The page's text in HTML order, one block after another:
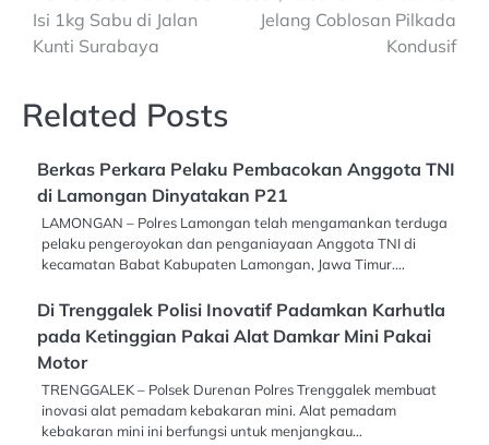
Isi 1kg Sabu di Jalan
Kunti Surabaya
Jelang Coblosan Pilkada
Kondusif
Related Posts
Berkas Perkara Pelaku Pembacokan Anggota TNI
di Lamongan Dinyatakan P21
LAMONGAN – Polres Lamongan telah mengamankan terduga
pelaku pengeroyokan dan penganiayaan Anggota TNI di
kecamatan Babat Kabupaten Lamongan, Jawa Timur.…
Di Trenggalek Polisi Inovatif Padamkan Karhutla
pada Ketinggian Pakai Alat Damkar Mini Pakai
Motor
TRENGGALEK – Polsek Durenan Polres Trenggalek membuat
inovasi alat pemadam kebakaran mini. Alat pemadam
kebakaran mini ini berfungsi untuk menjangkau…